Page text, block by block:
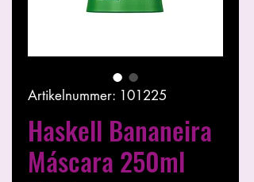
Artikelnummer: 101225
Haskell Bananeira
Máscara 250ml